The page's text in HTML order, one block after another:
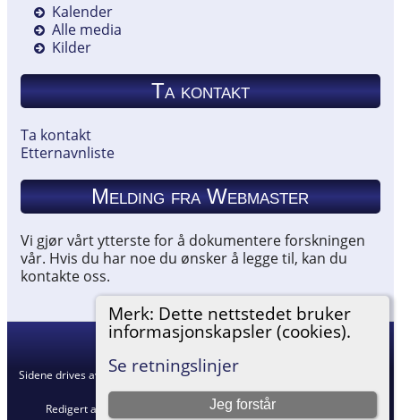
Merk: Dette nettstedet bruker
informasjonskapsler (cookies).
Se retningslinjer
Jeg forstår
Kalender
Alle media
Kilder
Ta kontakt
Ta kontakt
Etternavnliste
Melding fra Webmaster
Vi gjør vårt ytterste for å dokumentere forskningen
vår. Hvis du har noe du ønsker å legge til, kan du
kontakte oss.
Hemneslekt 2026
Sidene drives av The Next Generation of Genealogy Sitebuilding
Redigert av
Retningslinjer for personvern